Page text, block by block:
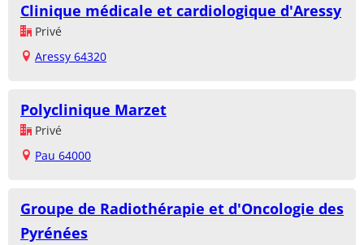
Clinique médicale et cardiologique d'Aressy
Privé
Aressy 64320
Polyclinique Marzet
Privé
Pau 64000
Groupe de Radiothérapie et d'Oncologie des
Pyrénées